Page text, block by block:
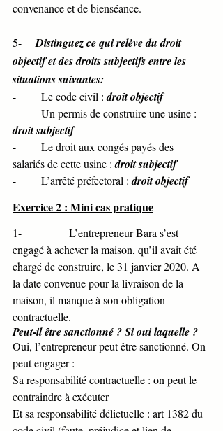
convenance et de bienséance.
5- Distinguez ce qui relève du droit
objectif et des droits subjectifs entre les
situations suivantes:
-         Le code civil : droit objectif
-         Un permis de construire une usine :
droit subjectif
-         Le droit aux congés payés des
salariés de cette usine : droit subjectif
-         L’arrêté préfectoral : droit objectif
Exercice 2 : Mini cas pratique
1-                 L’entrepreneur Bara s’est
engagé à achever la maison, qu’il avait été
chargé de construire, le 31 janvier 2020. A
la date convenue pour la livraison de la
maison, il manque à son obligation
contractuelle.
Peut-il être sanctionné ? Si oui laquelle ?
Oui, l’entrepreneur peut être sanctionné. On
peut engager :
Sa responsabilité contractuelle : on peut le
contraindre à exécuter
Et sa responsabilité délictuelle : art 1382 du